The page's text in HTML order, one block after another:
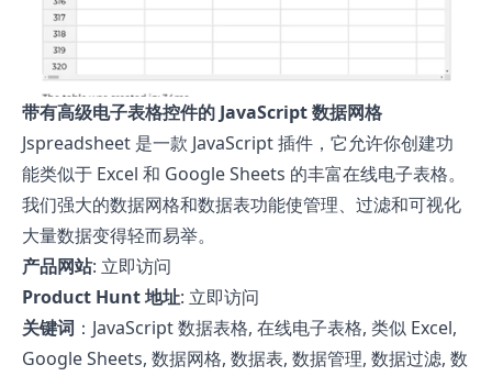
带有高级电子表格控件的 JavaScript 数据网格
Jspreadsheet 是一款 JavaScript 插件，它允许你创建功
能类似于 Excel 和 Google Sheets 的丰富在线电子表格。
我们强大的数据网格和数据表功能使管理、过滤和可视化
大量数据变得轻而易举。
产品网站: 立即访问
Product Hunt 地址: 立即访问
关键词 ：JavaScript 数据表格, 在线电子表格, 类似 Excel,
Google Sheets, 数据网格, 数据表, 数据管理, 数据过滤, 数